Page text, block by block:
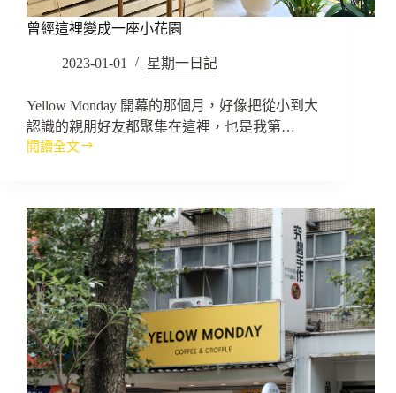
曾經這裡變成一座小花園
2023-01-01 星期一日記
Yellow Monday 開幕的那個月，好像把從小到大
認識的親朋好友都聚集在這裡，也是我第…
閱讀全文
曾
裡
變
成
一
座
小
花
園